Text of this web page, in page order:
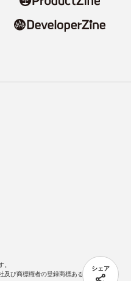
シェア
び商標権者の登録商標あるいは商標で